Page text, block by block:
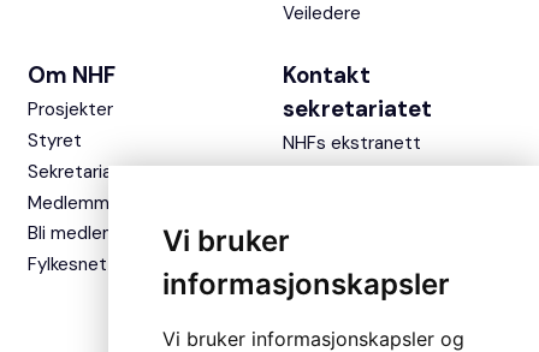
Vi bruker
informasjonskapsler
Vi bruker informasjonskapsler og
Veiledere
Om NHF
Prosjekter
Styret
Sekretariatet
Medlemmer
Bli medlem
Fylkesnettverket
Kontakt
sekretariatet
NHFs ekstranett